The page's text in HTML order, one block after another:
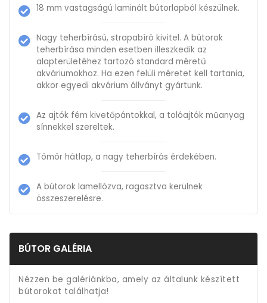
18 mm vastagságú laminált bútorlapból készülnek.
Nagy teherbírású, strapabíró kivitel. A bútorok
teherbírása minden esetben illeszkedik az
alapterületéhez tartozó standard méretű
akváriumokhoz. Ha ezen felüli méretet kell tartania,
akkor egyedi akvárium állványt gyártunk.
Az ajtók fém kivetőpántokkal, a tolóajtók műanyag
sínnekkel szereltek.
Tömör hátlap, a nagy teherbírás érdekében.
A bútorok lamellózva, ragasztva kerülnek
összeszerelésre.
BÚTOR GALÉRIA
Nézzen be galériánkba, amely az általunk készített
bútorokat találhatja!